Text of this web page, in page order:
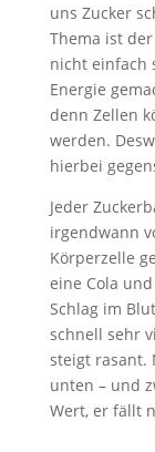
uns Zucker
Thema ist
nicht einfach
Energie
denn Zellen
werden.
hierbei
Jeder
irgendwann
Körperzelle
eine Cola
Schlag im
schnell sehr
steigt rasant.
unten – und
Wert, er fällt